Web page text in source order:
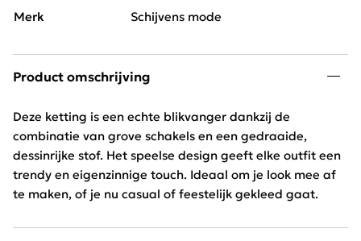
Merk
Schijvens mode
Product omschrijving
Deze ketting is een echte blikvanger dankzij de
combinatie van grove schakels en een gedraaide,
dessinrijke stof. Het speelse design geeft elke outfit een
trendy en eigenzinnige touch. Ideaal om je look mee af
te maken, of je nu casual of feestelijk gekleed gaat.